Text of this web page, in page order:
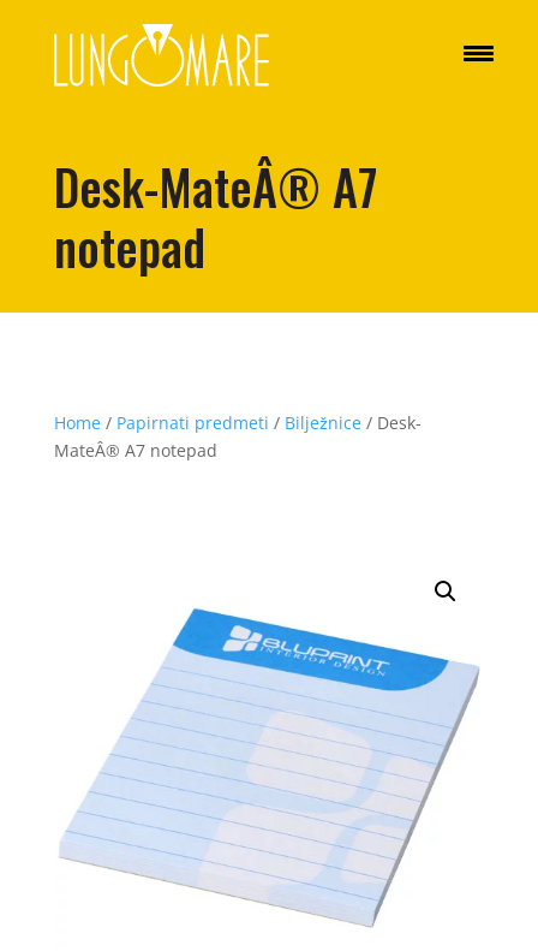
Desk-MateÂ® A7
notepad
Home/ Papirnati predmeti / Bilježnice/ Desk-
MateÂ® A7 notepad